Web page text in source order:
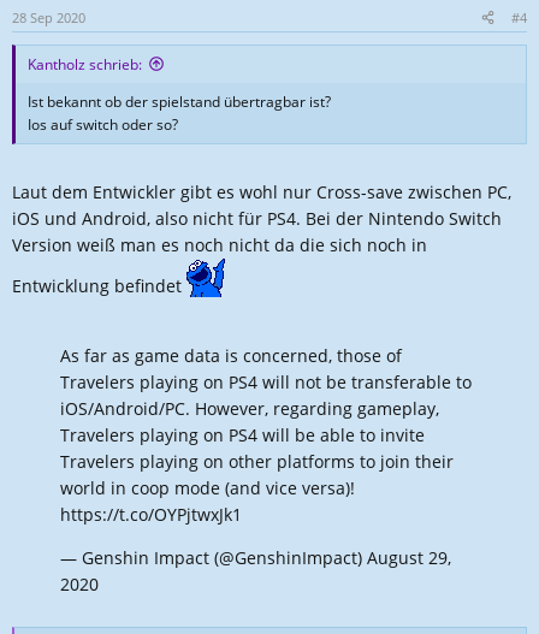
28 Sep 2020 #4
Kantholz schrieb:
Ist bekannt ob der spielstand übertragbar ist?
Ios auf switch oder so?
Laut dem Entwickler gibt es wohl nur Cross-save zwischen PC,
iOS und Android, also nicht für PS4. Bei der Nintendo Switch
Version weiß man es noch nicht da die sich noch in
Entwicklung befindet
As far as game data is concerned, those of
Travelers playing on PS4 will not be transferable to
iOS/Android/PC. However, regarding gameplay,
Travelers playing on PS4 will be able to invite
Travelers playing on other platforms to join their
world in coop mode (and vice versa)!
https://t.co/OYPjtwxJk1
— Genshin Impact (@GenshinImpact) August 29,
2020